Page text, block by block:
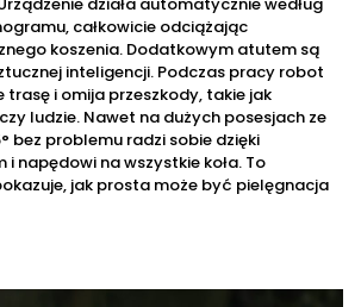
działa automatycznie według
całkowicie odciążając
koszenia. Dodatkowym atutem są
inteligencji. Podczas pracy robot
trasę i omija przeszkody, takie jak
ludzie. Nawet na dużych posesjach ze
bez problemu radzi sobie dzięki
napędowi na wszystkie koła. To
jak prosta może być pielęgnacja